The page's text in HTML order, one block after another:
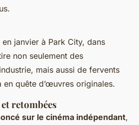
janvier à Park City, dans
non seulement des
mais aussi de fervents
en quête d’œuvres originales.
retombées
sur le cinéma indépendant,